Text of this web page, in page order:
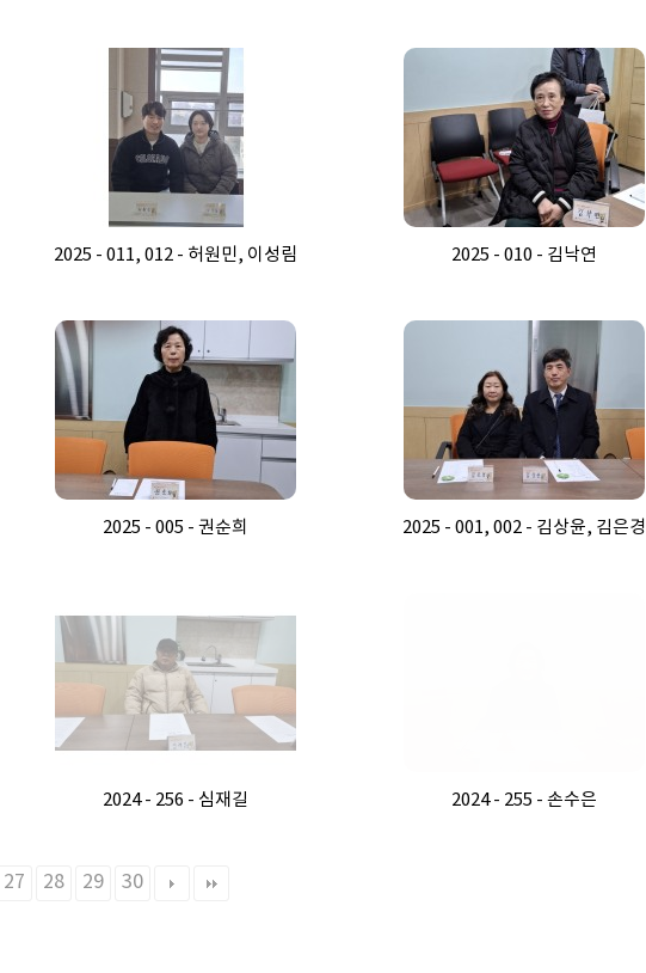
2025 - 011, 012 - 허원민, 이성림 2025 - 010 - 김낙연
2025 - 005 - 권순희 2025 - 001, 002 - 김상윤, 김은경
2024 - 256 - 심재길 2024 - 255 - 손수은
27 28 29 30